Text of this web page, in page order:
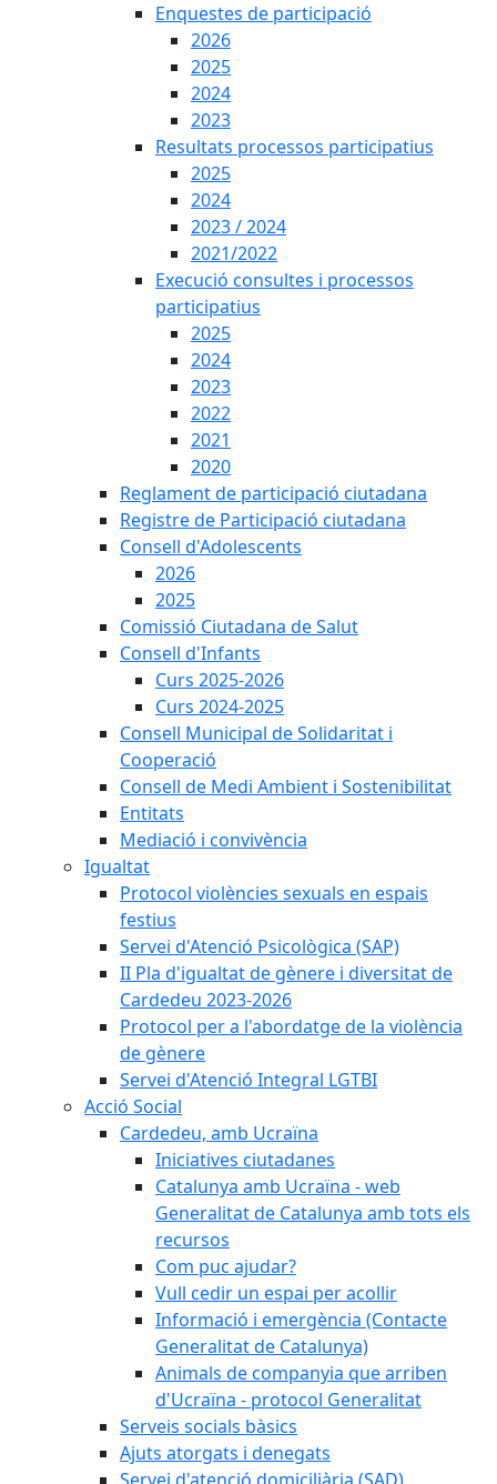
Enquestes de participació
2026
2025
2024
2023
Resultats processos participatius
2025
2024
2023 / 2024
2021/2022
Execució consultes i processos
participatius
2025
2024
2023
2022
2021
2020
Reglament de participació ciutadana
Registre de Participació ciutadana
Consell d'Adolescents
2026
2025
Comissió Ciutadana de Salut
Consell d'Infants
Curs 2025-2026
Curs 2024-2025
Consell Municipal de Solidaritat i
Cooperació
Consell de Medi Ambient i Sostenibilitat
Entitats
Mediació i convivència
Igualtat
Protocol violències sexuals en espais
festius
Servei d'Atenció Psicològica (SAP)
II Pla d'igualtat de gènere i diversitat de
Cardedeu 2023-2026
Protocol per a l'abordatge de la violència
de gènere
Servei d'Atenció Integral LGTBI
Acció Social
Cardedeu, amb Ucraïna
Iniciatives ciutadanes
Catalunya amb Ucraïna - web
Generalitat de Catalunya amb tots els
recursos
Com puc ajudar?
Vull cedir un espai per acollir
Informació i emergència (Contacte
Generalitat de Catalunya)
Animals de companyia que arriben
d'Ucraïna - protocol Generalitat
Serveis socials bàsics
Ajuts atorgats i denegats